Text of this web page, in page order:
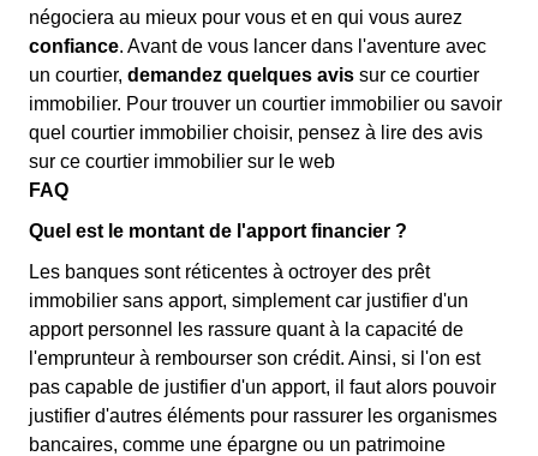
négociera au mieux pour vous et en qui vous aurez
confiance. Avant de vous lancer dans l'aventure avec
un courtier, demandez quelques avis sur ce courtier
immobilier. Pour trouver un courtier immobilier ou savoir
quel courtier immobilier choisir, pensez à lire des avis
sur ce courtier immobilier sur le web
FAQ
Quel est le montant de l'apport financier ?
Les banques sont réticentes à octroyer des prêt
immobilier sans apport, simplement car justifier d'un
apport personnel les rassure quant à la capacité de
l'emprunteur à rembourser son crédit. Ainsi, si l'on est
pas capable de justifier d'un apport, il faut alors pouvoir
justifier d'autres éléments pour rassurer les organismes
bancaires, comme une épargne ou un patrimoine